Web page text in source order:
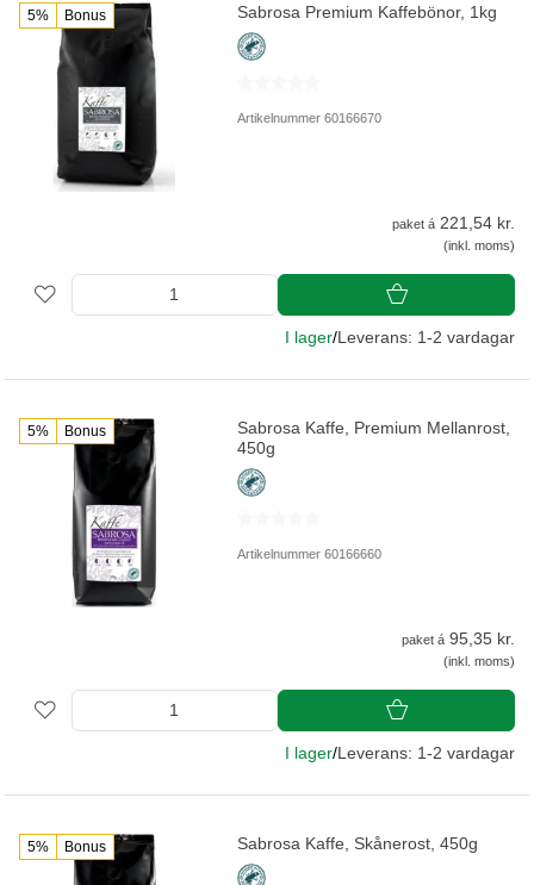
5% Bonus Sabrosa Premium Kaffebönor, 1kg
Artikelnummer 60166670
paket á 221,54 kr.
(inkl. moms)
I lager/Leverans: 1-2 vardagar
5% Bonus
Sabrosa Kaffe, Premium Mellanrost,
450g
Artikelnummer 60166660
paket á 95,35 kr.
(inkl. moms)
I lager/Leverans: 1-2 vardagar
5% Bonus Sabrosa Kaffe, Skånerost, 450g